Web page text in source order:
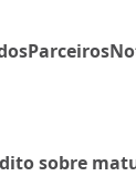
Parceiros
sobre